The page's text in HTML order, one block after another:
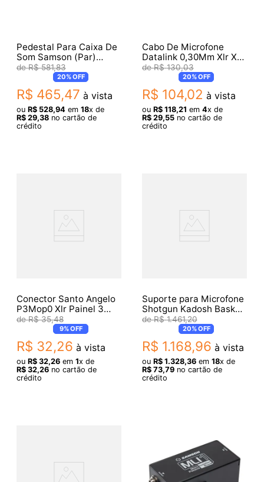
Pedestal Para Caixa De
Som Samson (Par)
LS50P SALS50P
R$ 581,83
20%OFF
R$ 465,47 à vista
ou R$ 528,94em 18x de
R$ 29,38no cartão de
crédito
Cabo De Microfone
Datalink 0,30Mm Xlr X
Xlr Garage 7M Gb004
R$ 130,03
20%OFF
R$ 104,02 à vista
ou R$ 118,21 em 4x de
R$ 29,55no cartão de
crédito
Conector Santo Angelo
P3Mop0 Xlr Painel 3
Polos Macho Mod Xlr
R$ 35,48
9%OFF
R$ 32,26 à vista
ou R$ 32,26em 1x de
R$ 32,26no cartão de
crédito
Suporte para Microfone
Shotgun Kadosh Basket
425R$ 1.461,20
20%OFF
R$ 1.168,96 à vista
ou R$ 1.328,36em 18x de
R$ 73,79no cartão de
crédito